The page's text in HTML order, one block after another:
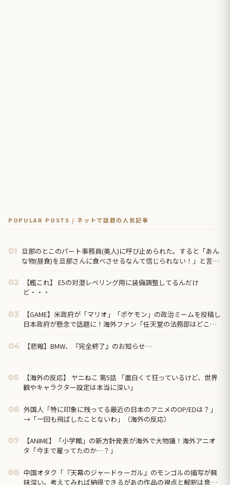
POPULAR POSTS / ネットで話題の人気記事
01 旦那のとこのパート事務員(美人)に呼び止められた。すると「あん
な物(昼食)を旦那さんに食べさせるなんて信じられない！」と言い
02
【艦これ】 E5の対潜レベリング用に装備調整してるんだけ
ど・・・
03
【GAME】米政府が「マリオ」「ポケモン」の政治ミームを投稿し
日本政府が懸念で話題に！海外ファン「任天堂の法務部はどこ行
04 【悲報】BMW、『完全終了』のお知らせ…
05
【海外の反応】 ヤニねこ 第5話 「面白くて狂っているけど、世界
観やキャラクター設定は本当に深い」
06 外国人「特に印象に残ってる最近の日本のアニメのOP/EDは？」
→「一回も飛ばしたことないわ」（海外の反応）
07
【ANIME】「小学館」の新方針発表が海外で大物議！海外アニオ
タ「今まで雇ってたのか…？」
08 中国オタク「『天幕のジャードゥーガル』のモンゴルの描写が興
味深い。考えてみれば納得できるがあの作品の視点と解釈は意外